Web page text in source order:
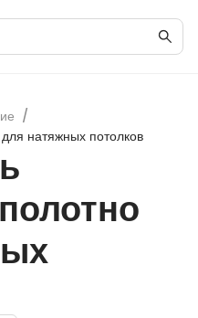
/
натяжных потолков